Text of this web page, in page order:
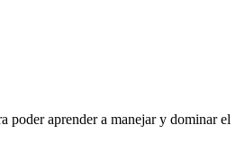
poder aprender a manejar y dominar el